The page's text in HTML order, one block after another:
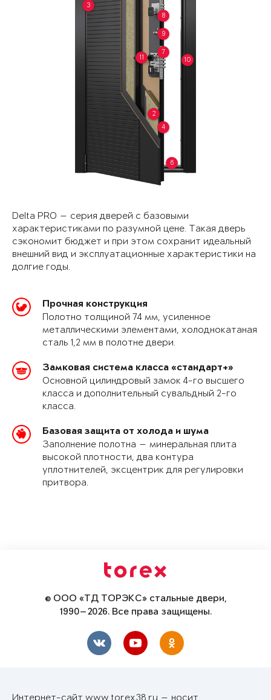
2
3
4
6
7
8
9
10
11
Delta PRO — серия дверей с базовыми
характеристиками по разумной цене. Такая дверь
сэкономит бюджет и при этом сохранит идеальный
внешний вид и эксплуатационные характеристики на
долгие годы.
Прочная конструкция
Полотно толщиной 74 мм, усиленное
металлическими элементами, холоднокатаная
сталь 1,2 мм в полотне двери.
Замковая система класса «стандарт+»
Основной цилиндровый замок 4-го высшего
класса и дополнительный сувальдный 2-го
класса.
Базовая защита от холода и шума
Заполнение полотна — минеральная плита
высокой плотности, два контура
уплотнителей, эксцентрик для регулировки
притвора.
© ООО «ТД ТОРЭКС» стальные двери,
1990—2026. Все права защищены.